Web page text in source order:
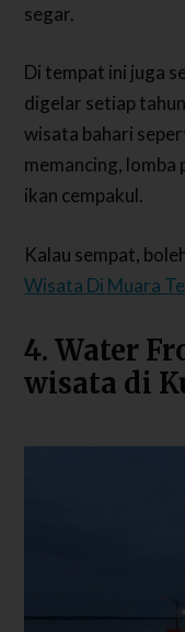
segar.
Di tempat ini juga
digelar setiap
wisata bahari
memancing, lomba
ikan cempakul.
Kalau sempat,
Wisata Di Muara
4. Water
wisata di